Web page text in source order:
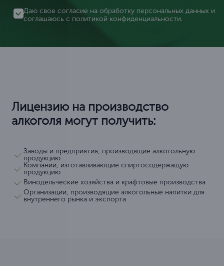
Даю свое согласие на обработку персональных данных и
соглашаюсь с политикой конфиденциальности.
Лицензию на производство
алкоголя могут получить:
Заводы и предприятия, производящие алкогольную
продукцию
Компании, изготавливающие спиртосодержащую
продукцию
Винодельческие хозяйства и крафтовые производства
Организации, производящие алкогольные напитки для
внутреннего рынка и экспорта